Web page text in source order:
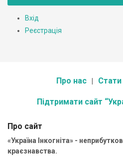
Вхід
Реєстрація
Про нас
Підтримати сайт
Про сайт
«Україна Інкогніта» -
краєзнавства.